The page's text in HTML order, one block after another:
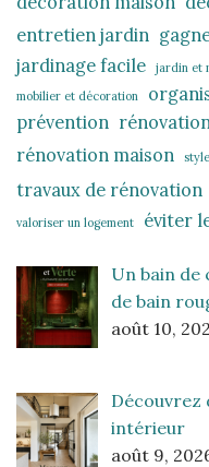
entretien jardin
jardinage facile jardin et
mobilier et décoration
prévention rénovation
rénovation maison
travaux de rénovation
valoriser un logement éviter
Un bain de
de bain
août 10,
Découvrez
intérieur
août 9,